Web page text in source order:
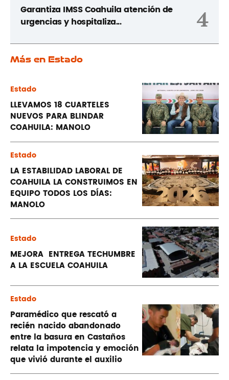
Garantiza IMSS Coahuila atención de
urgencias y hospitaliza...
4
Más en Estado
Estado
LLEVAMOS 18 CUARTELES
NUEVOS PARA BLINDAR
COAHUILA: MANOLO
Estado
LA ESTABILIDAD LABORAL DE
COAHUILA LA CONSTRUIMOS EN
EQUIPO TODOS LOS DÍAS:
MANOLO
Estado
MEJORA ENTREGA TECHUMBRE
A LA ESCUELA COAHUILA
Estado
Paramédico que rescató a
recién nacido abandonado
entre la basura en Castaños
relata la impotencia y emoción
que vivió durante el auxilio